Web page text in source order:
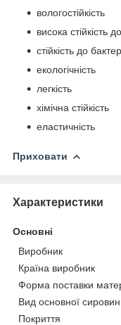
вологостійкість
висока стійкість
стійкість до
екологічність
легкість
хімічна стійкість
еластичність
Приховати
Характеристики
Основні
Виробник
Країна виробник
Форма поставки
Вид основної
Покриття